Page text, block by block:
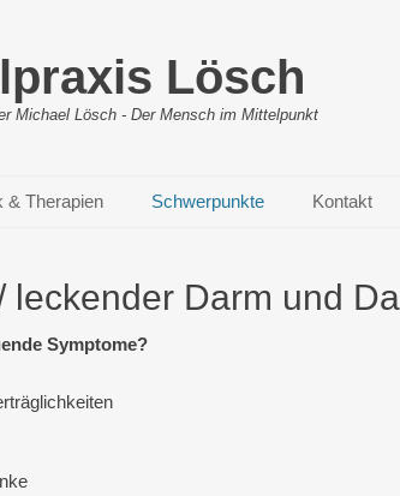
Lösch
Michael Lösch - Der Mensch im Mittelpunkt
& Therapien Schwerpunkte Kontakt
leckender Darm und
Symptome?